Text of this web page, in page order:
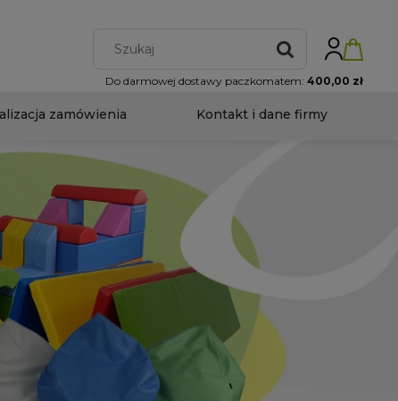
Do darmowej dostawy paczkomatem: 400,00 zł
zamówienia Kontakt i dane firmy